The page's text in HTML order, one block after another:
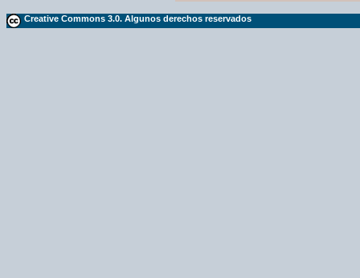
Creative Commons 3.0. Algunos derechos reservados